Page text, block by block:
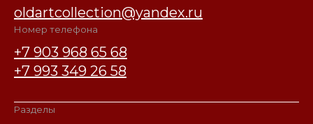
oldartcollection@yandex.ru
Номер телефона
+7 903 968 65 68
+7 993 349 26 58
Разделы